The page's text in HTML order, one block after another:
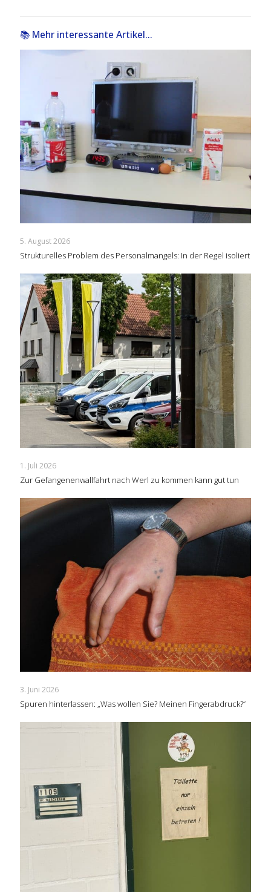
📚 Mehr interessante Artikel...
5. August 2026
Strukturelles Problem des Personalmangels: In der Regel isoliert
1. Juli 2026
Zur Gefangenenwallfahrt nach Werl zu kommen kann gut tun
3. Juni 2026
Spuren hinterlassen: „Was wollen Sie? Meinen Fingerabdruck?“